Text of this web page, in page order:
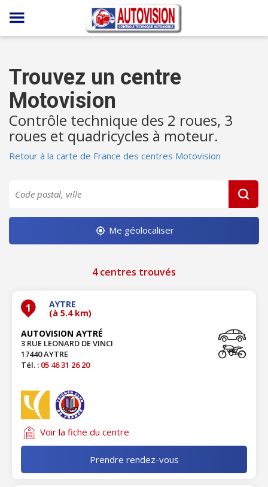
Panneau de gestion des cookies
Trouvez un centre
Motovision
Contrôle technique des 2 roues, 3
roues et quadricycles à moteur.
Retour à la carte de France des centres Motovision
Me géolocaliser
4 centres trouvés
1 AYTRE
(à 5.4 km)
AUTOVISION AYTRÉ
3 RUE LEONARD DE VINCI
17440 AYTRE
Tél. : 05 46 31 26 20
Voir la fiche du centre
Prendre rendez-vous